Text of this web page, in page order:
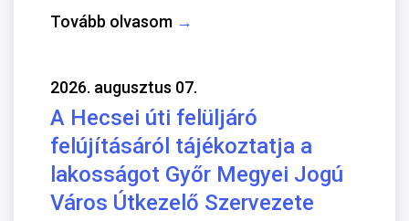
Tovább olvasom →
2026. augusztus 07.
A Hecsei úti felüljáró
felújításáról tájékoztatja a
lakosságot Győr Megyei Jogú
Város Útkezelő Szervezete